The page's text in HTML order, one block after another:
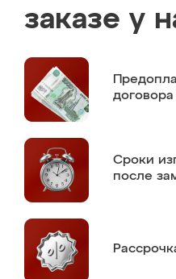
заказе у
договора
Сроки
после